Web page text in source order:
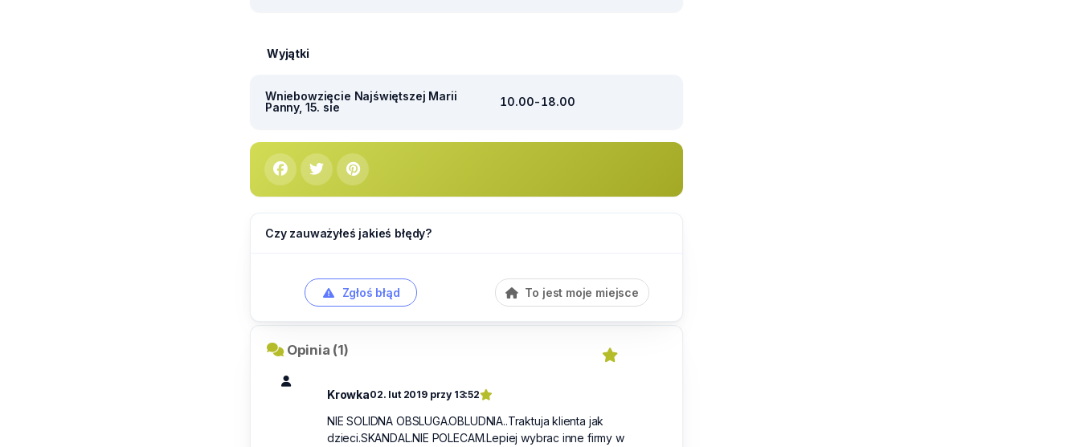
Wyjątki
Wniebowzięcie Najświętszej Marii
Panny, 15. sie
10.00-18.00
Czy zauważyłeś jakieś błędy?
Zgłoś błąd To jest moje miejsce
Opinia (1)
Krowka02. lut 2019 przy 13:52
NIE SOLIDNA OBSLUGA.OBLUDNIA..Traktuja klienta jak
dzieci.SKANDAL.NIE POLECAM.Lepiej wybrac inne firmy w